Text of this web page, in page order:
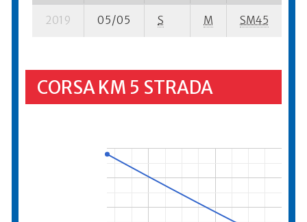
2019 05/05 S M SM45
CORSA KM 5 STRADA